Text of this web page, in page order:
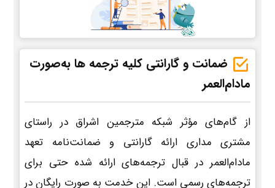
ضمانت و گارانتی کلیه ترجمه ها به‌صورت
مادام‌العمر
از گام‌های مؤثر شبکه مترجمین اشراق در راستای
مشتری مداری ارائه گارانتی و ضمانت‌نامه تعهد
مادام‌العمر در قبال ترجمه‌های ارائه شده حتی برای
ترجمه‌های رسمی است. این خدمت به صورت رایگان در